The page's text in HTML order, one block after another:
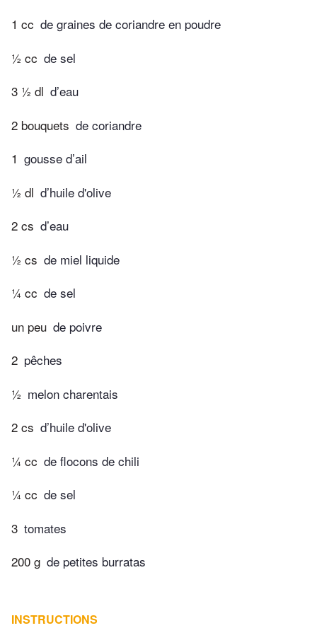
1 cc de graines de coriandre en poudre
½ cc de sel
3 ½ dl d’eau
2 bouquets de coriandre
1 gousse d’ail
½ dl d’huile d'olive
2 cs d’eau
½ cs de miel liquide
¼ cc de sel
un peu de poivre
2 pêches
½ melon charentais
2 cs d’huile d'olive
¼ cc de flocons de chili
¼ cc de sel
3 tomates
200 g de petites burratas
INSTRUCTIONS